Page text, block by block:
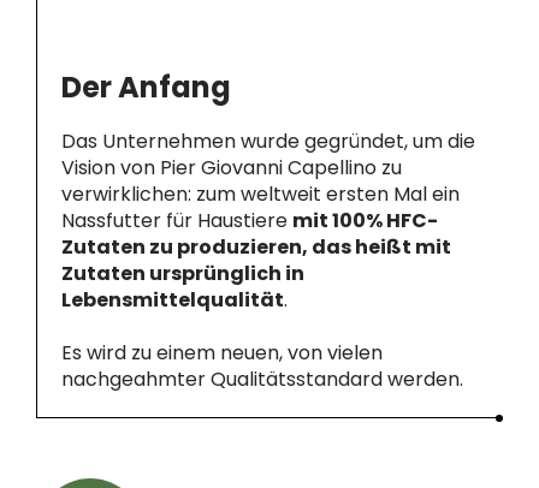
Der Anfang
Das Unternehmen wurde gegründet, um die
Vision von Pier Giovanni Capellino zu
verwirklichen: zum weltweit ersten Mal ein
Nassfutter für Haustiere mit 100% HFC-
Zutaten zu produzieren, das heißt mit
Zutaten ursprünglich in
Lebensmittelqualität.
Es wird zu einem neuen, von vielen
nachgeahmter Qualitätsstandard werden.